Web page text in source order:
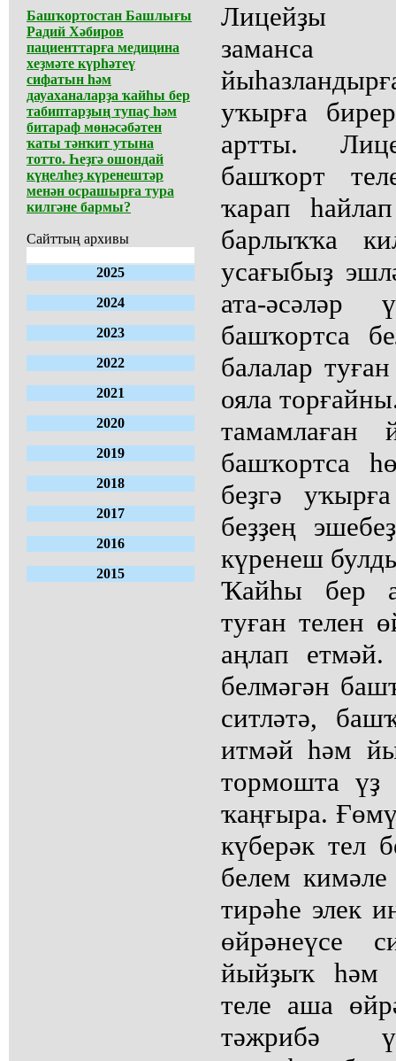
Башҡортостан Башлығы
Радий Хәбиров
пациенттарға медицина
хеҙмәте күрһәтеү
сифатын һәм
дауаханаларҙа ҡайһы бер
табиптарҙың тупаҫ һәм
битараф мөнәсәбәтен
ҡаты тәнҡит утына
тотто. Һеҙгә ошондай
күңелһеҙ күренештәр
менән осрашырға тура
килгәне бармы?
Сайттың архивы
2025
2024
2023
2022
2021
2020
2019
2018
2017
2016
2015
Лицейҙы
заманса
уҡырға
артты.
башҡорт
ҡарап
барлыҡҡа
усағыбыҙ
ата-әсәләр
башҡортса
балалар
ояла
тамамлаған
башҡортса
беҙгә
беҙҙең
күренеш
Ҡайһы бер
туған телен
аңлап
белмәгән
ситләтә,
итмәй һәм
тормошта үҙ
ҡаңғыра.
күберәк тел
белем
тирәһе элек
өйрәнеүсе
йыйҙыҡ һәм
теле аша
тәжрибә